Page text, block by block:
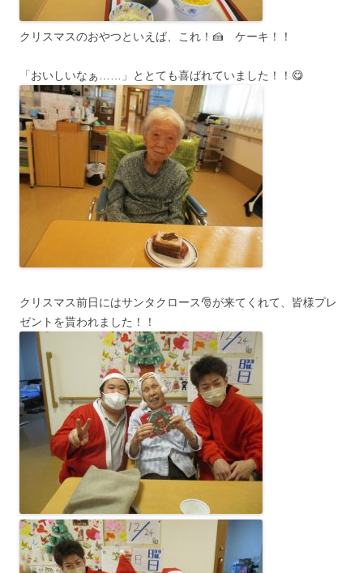
クリスマスのおやつといえば、これ！🍰 ケーキ！！
「おいしいなぁ……」ととても喜ばれていました！！😋
クリスマス前日にはサンタクロース🎅が来てくれて、皆様プレ
ゼントを貰われました！！